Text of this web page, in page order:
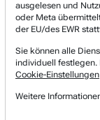
Home Börsen-
Hohe
Hohe
ausgelesen und
oder Meta
der EU/des EWR
Sie können alle
individuell festlegen.
Cookie-Einstellungen
Weitere